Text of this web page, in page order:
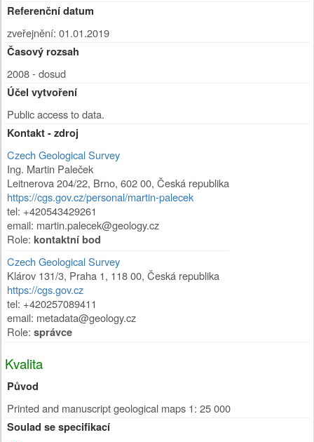
Referenční datum
zveřejnění: 01.01.2019
Časový rozsah
2008 - dosud
Účel vytvoření
Public access to data.
Kontakt - zdroj
Czech Geological Survey
Ing. Martin Paleček
Leitnerova 204/22, Brno, 602 00, Česká republika
https://cgs.gov.cz/personal/martin-palecek
tel: +420543429261
email: martin.palecek@geology.cz
Role: kontaktní bod
Czech Geological Survey
Klárov 131/3, Praha 1, 118 00, Česká republika
https://cgs.gov.cz
tel: +420257089411
email: metadata@geology.cz
Role: správce
Kvalita
Původ
Printed and manuscript geological maps 1: 25 000
Soulad se specifikací